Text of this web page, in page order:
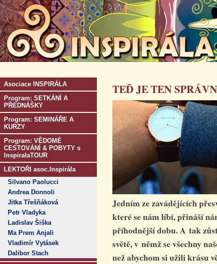
Asociace INSPIRÁLA
Program: SETKÁNÍ A
PŘEDNÁŠKY
Program: SEMINÁŘE A
KURZY
Program: VĚDOMÉ
CESTOVÁNÍ & POBYTY s
InspiralaTOUR
LEKTOŘI asoc.Inspirála
Silvano Paolucci
Andrea Donnoli
Jitka Třešňáková
Petr Vladyka
Ladislav Šiška
Ma Prem Anjali
Vladimír Vytásek
Dalibor Stach
TEĎ JE TEN
Jedním ze zavádějících
které se nám líbí, přináší
příhodnější dobu. A tak
světě, v němž se všechny
než abychom si užili krásu